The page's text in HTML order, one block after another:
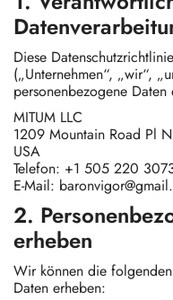
Diese
(„Unternehmen“, „wir“,
personenbezogene
MITUM LLC
1209 Mountain Road Pl
USA
Telefon: +1 505 220
E-Mail:
2.
erheben
Wir können die
Daten erheben: